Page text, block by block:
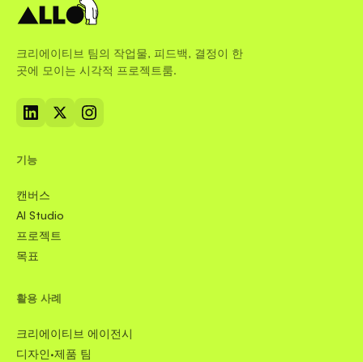
크리에이티브 팀의 작업물, 피드백, 결정이 한
곳에 모이는 시각적 프로젝트룸.
기능
캔버스
AI Studio
프로젝트
목표
활용 사례
크리에이티브 에이전시
디자인·제품 팀